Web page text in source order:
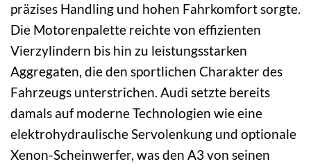
präzises Handling und hohen Fahrkomfort sorgte.
Die Motorenpalette reichte von effizienten
Vierzylindern bis hin zu leistungsstarken
Aggregaten, die den sportlichen Charakter des
Fahrzeugs unterstrichen. Audi setzte bereits
damals auf moderne Technologien wie eine
elektrohydraulische Servolenkung und optionale
Xenon-Scheinwerfer, was den A3 von seinen